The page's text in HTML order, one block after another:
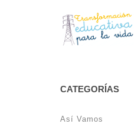
CATEGORÍAS
Así Vamos